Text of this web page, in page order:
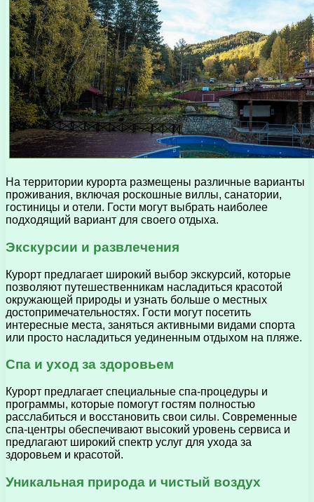
На территории курорта размещены различные варианты
проживания, включая роскошные виллы, санатории,
гостиницы и отели. Гости могут выбрать наиболее
подходящий вариант для своего отдыха.
Экскурсии и развлечения
Курорт предлагает широкий выбор экскурсий, которые
позволяют путешественникам насладиться красотой
окружающей природы и узнать больше о местных
достопримечательностях. Гости могут посетить
интересные места, заняться активными видами спорта
или просто насладиться уединенным отдыхом на пляже.
Спа и уход за здоровьем
Курорт предлагает специальные спа-процедуры и
программы, которые помогут гостям полностью
расслабиться и восстановить свои силы. Современные
спа-центры обеспечивают высокий уровень сервиса и
предлагают широкий спектр услуг для ухода за
здоровьем и красотой.
Уникальная природа и чистый воздух